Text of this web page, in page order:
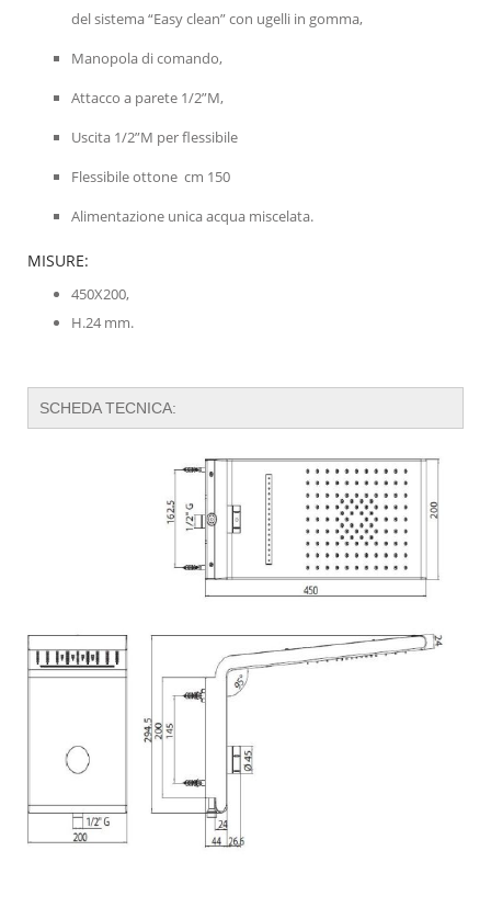
del sistema “Easy clean” con ugelli in gomma,
Manopola di comando,
Attacco a parete 1/2”M,
Uscita 1/2”M per flessibile
Flessibile ottone cm 150
Alimentazione unica acqua miscelata.
MISURE:
450X200,
H.24 mm.
​SCHEDA TECNICA: